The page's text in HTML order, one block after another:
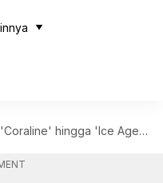
'Coraline' hingga 'Ice Age': Film animasi terbaik di Hulu